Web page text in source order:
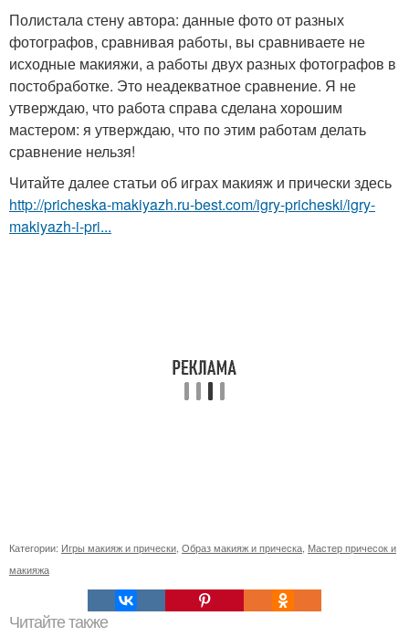
Полистала стену автора: данные фото от разных
фотографов, сравнивая работы, вы сравниваете не
исходные макияжи, а работы двух разных фотографов в
постобработке. Это неадекватное сравнение. Я не
утверждаю, что работа справа сделана хорошим
мастером: я утверждаю, что по этим работам делать
сравнение нельзя!
Читайте далее статьи об играх макияж и прически здесь
http://pricheska-makiyazh.ru-best.com/igry-pricheski/igry-
makiyazh-i-pri...
Категории: Игры макияж и прически Образ макияж и прическа Мастер причесок и
макияжа
Читайте также